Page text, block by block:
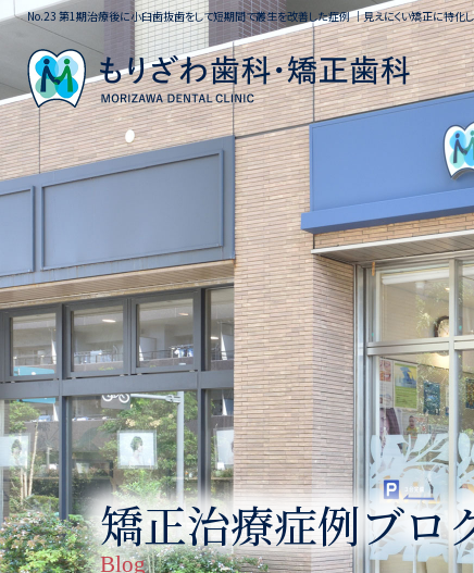
No.23 第1期治療後に小臼歯抜歯をして短期間で叢生を改善した症例 ｜見えにくい矯正に特化
矯正治療症例ブロ
Blog